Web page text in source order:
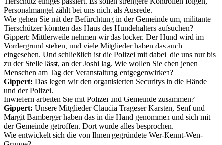
Personalmangel zählt bei uns nicht als Ausrede.
Wie gehen Sie mit der Befürchtung in der Gemeinde um, militante
Tierschützer könnten das Haus des Hundehalters aufsuchen?
Gippert: Mittlerweile nehmen wir das locker. Der Hund wird im
Vordergrund stehen, und viele Mitglieder haben das auch
eingesehen. Und schließlich ist die Polizei mit dabei, die uns nur bis
zu der Stelle lässt, an der Joshi lag. Wie wollen Sie eben jenen
Menschen am Tag der Veranstaltung entgegenwirken?
Gippert: Das legen wir den organisierten Securitys in die Hände
und der Polizei.
Inwiefern arbeiten Sie mit Polizei und Gemeinde zusammen?
Gippert: Unsere Mitglieder Claudia Trageser Karsten, Senf und
Margit Bamberger haben das in die Hand genommen und sich mit
der Gemeinde getroffen. Dort wurde alles besprochen.
Wie entwickelt sich die von Ihnen gegründete Wer-Kennt-Wen-